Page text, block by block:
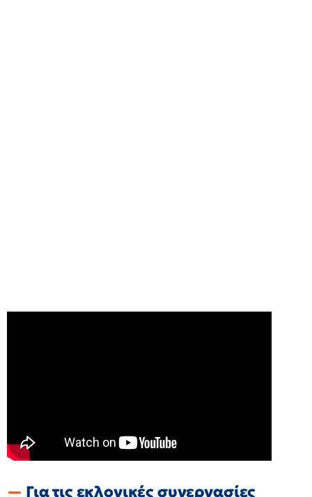
Για τις εκλογικές συνεργασίες